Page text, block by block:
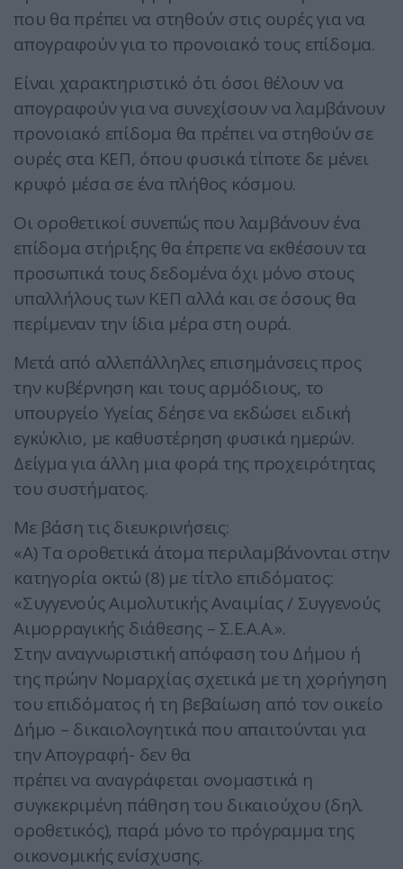
που θα πρέπει να στηθούν στις ουρές για να
απογραφούν για το προνοιακό τους επίδομα.
Είναι χαρακτηριστικό ότι όσοι θέλουν να
απογραφούν για να συνεχίσουν να λαμβάνουν
προνοιακό επίδομα θα πρέπει να στηθούν σε
ουρές στα ΚΕΠ, όπου φυσικά τίποτε δε μένει
κρυφό μέσα σε ένα πλήθος κόσμου.
Οι οροθετικοί συνεπώς που λαμβάνουν ένα
επίδομα στήριξης θα έπρεπε να εκθέσουν τα
προσωπικά τους δεδομένα όχι μόνο στους
υπαλλήλους των ΚΕΠ αλλά και σε όσους θα
περίμεναν την ίδια μέρα στη ουρά.
Μετά από αλλεπάλληλες επισημάνσεις προς
την κυβέρνηση και τους αρμόδιους, το
υπουργείο Υγείας δέησε να εκδώσει ειδική
εγκύκλιο, με καθυστέρηση φυσικά ημερών.
Δείγμα για άλλη μια φορά της προχειρότητας
του συστήματος.
Με βάση τις διευκρινήσεις:
«Α) Τα οροθετικά άτομα περιλαμβάνονται στην
κατηγορία οκτώ (8) με τίτλο επιδόματος:
«Συγγενούς Αιμολυτικής Αναιμίας / Συγγενούς
Αιμορραγικής διάθεσης – Σ.Ε.Α.Α.».
Στην αναγνωριστική απόφαση του Δήμου ή
της πρώην Νομαρχίας σχετικά με τη χορήγηση
του επιδόματος ή τη βεβαίωση από τον οικείο
Δήμο – δικαιολογητικά που απαιτούνται για
την Απογραφή- δεν θα
πρέπει να αναγράφεται ονομαστικά η
συγκεκριμένη πάθηση του δικαιούχου (δηλ.
οροθετικός), παρά μόνο το πρόγραμμα της
οικονομικής ενίσχυσης.